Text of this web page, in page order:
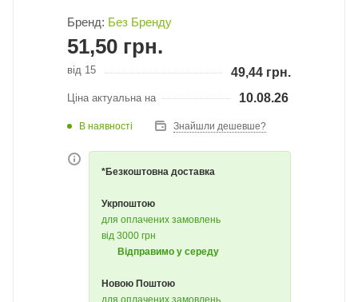
Бренд: Без Бренду
51,50 грн.
від 15 49,44 грн.
Ціна актуальна на 10.08.26
В наявності Знайшли дешевше?
*Безкоштовна доставка
Укрпоштою
для оплачених замовлень
від 3000 грн
Відправимо у середу
Новою Поштою
для оплачених замовлень